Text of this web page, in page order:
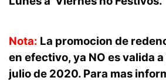
Nota: La promocion de
en efectivo, ya NO es valida
julio de 2020. Para mas